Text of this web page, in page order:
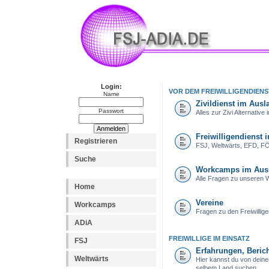
Login:
Name
Passwort
Registrieren
Suche
Home
Workcamps
ADiA
FSJ
Weltwärts
VOR DEM
Zivildienst im
Alles zur Zivi Alternative
Freiwilligendienst
FSJ, Weltwärts, EFD,
Workcamps im
Alle Fragen zu unseren
Vereine
Fragen zu den
FREIWILLIGE IM EINSATZ
Erfahrungen,
Hier kannst du von